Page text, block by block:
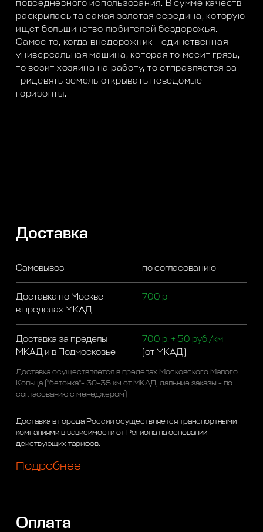
повседневного использования. В сумме качеств
раскрылась та самая золотая середина, которую
ищет большинство любителей бездорожья.
Самое то, когда внедорожник – единственная
универсальная машина, которая то месит грязь,
то возит хозяина на работу, то отправляется за
тридевять земель открывать неведомые
горизонты.
Доставка
Самовывоз по согласованию
Доставка по Москве
в пределах МКАД
700 р
Доставка за пределы
МКАД и в Подмосковье
700 р. + 50 руб./км
(от МКАД)
Доставка осуществляется в пределах Московского Малого
Кольца ("бетонка"- 30-35 км от МКАД, дальние заказы - по
согласованию с менеджером)
Доставка в города России осуществляется транспортными
компаниями в зависимости от Региона на основании
действующих тарифов.
Подробнее
Оплата